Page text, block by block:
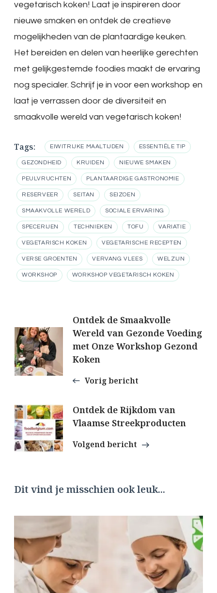
vegetarisch koken! Laat je inspireren door
nieuwe smaken en ontdek de creatieve
mogelijkheden van de plantaardige keuken.
Het bereiden en delen van heerlijke gerechten
met gelijkgestemde foodies maakt de ervaring
nog specialer. Schrijf je in voor een workshop en
laat je verrassen door de diversiteit en
smaakvolle wereld van vegetarisch koken!
Tags: EIWITRIJKE MAALTIJDEN ESSENTIËLE TIP
GEZONDHEID KRUIDEN NIEUWE SMAKEN
PEULVRUCHTEN PLANTAARDIGE GASTRONOMIE
RESERVEER SEITAN SEIZOEN
SMAAKVOLLE WERELD SOCIALE ERVARING
SPECERIJEN TECHNIEKEN TOFU VARIATIE
VEGETARISCH KOKEN VEGETARISCHE RECEPTEN
VERSE GROENTEN VERVANG VLEES WELZIJN
WORKSHOP WORKSHOP VEGETARISCH KOKEN
Berichtnavigatie
Ontdek de Smaakvolle
Wereld van Gezonde Voeding
met Onze Workshop Gezond
Koken
Vorig bericht
Ontdek de Rijkdom van
Vlaamse Streekproducten
Volgend bericht
Dit vind je misschien ook leuk...